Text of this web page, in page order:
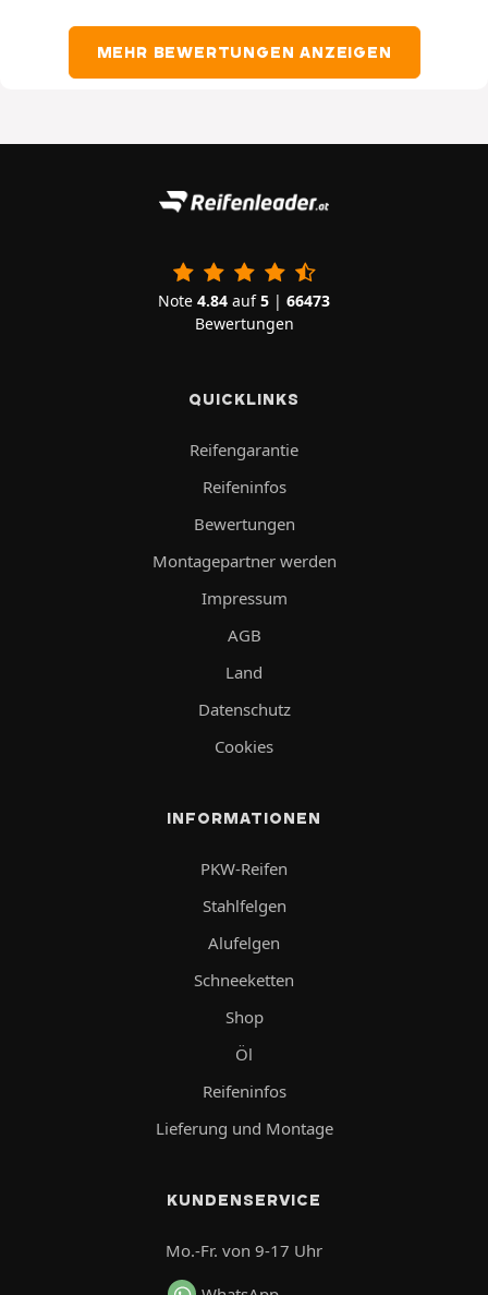
MEHR BEWERTUNGEN ANZEIGEN
Note 4.84 auf5 | 66473
Bewertungen
QUICKLINKS
Reifengarantie
Reifeninfos
Bewertungen
Montagepartner werden
Impressum
AGB
Land
Datenschutz
Cookies
INFORMATIONEN
PKW-Reifen
Stahlfelgen
Alufelgen
Schneeketten
Shop
Öl
Reifeninfos
Lieferung und Montage
KUNDENSERVICE
Mo.-Fr. von 9-17 Uhr